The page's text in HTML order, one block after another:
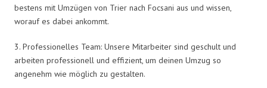
bestens mit Umzügen von Trier nach Focsani aus und wissen,
worauf es dabei ankommt.
3. Professionelles Team: Unsere Mitarbeiter sind geschult und
arbeiten professionell und effizient, um deinen Umzug so
angenehm wie möglich zu gestalten.